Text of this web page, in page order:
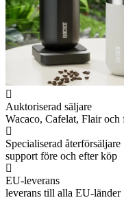
Auktoriserad säljare
Wacaco, Cafelat, Flair och
Specialiserad återförsäljare
support före och efter köp
EU-leverans
leverans till alla EU-länder